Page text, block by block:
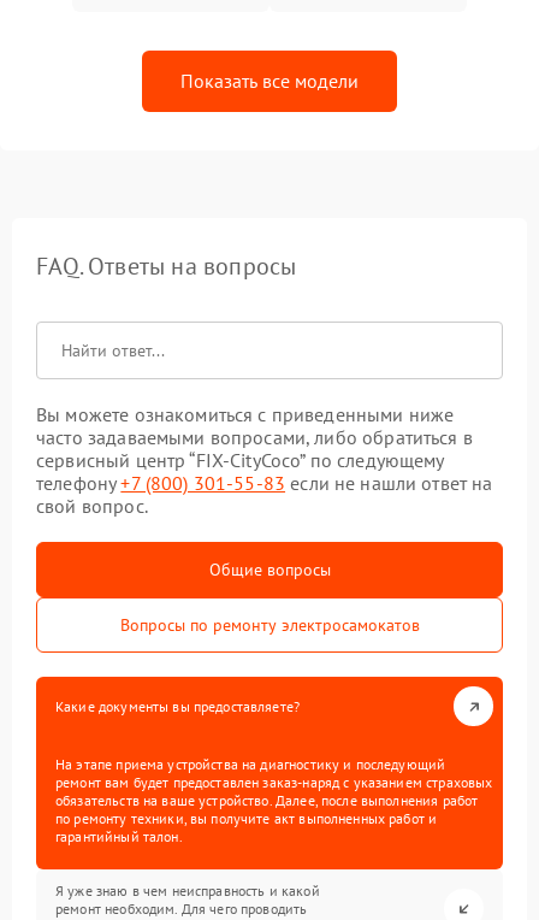
Показать все модели
FAQ. Ответы на вопросы
Вы можете ознакомиться с приведенными ниже
часто задаваемыми вопросами, либо обратиться в
сервисный центр “FIX-CityCoco” по следующему
телефону+7 (800) 301-55-83 если не нашли ответ на
свой вопрос.
Общие вопросы
Вопросы по ремонту электросамокатов
Какие документы вы предоставляете?
На этапе приема устройства на диагностику и последующий
ремонт вам будет предоставлен заказ-наряд с указанием страховых
обязательств на ваше устройство. Далее, после выполнения работ
по ремонту техники, вы получите акт выполненных работ и
гарантийный талон.
Я уже знаю в чем неисправность и какой
ремонт необходим. Для чего проводить